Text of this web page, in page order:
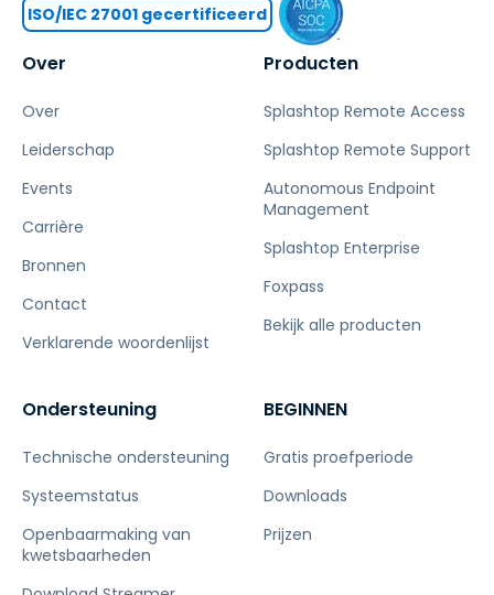
Over
Over
Leiderschap
Events
Carrière
Bronnen
Contact
Verklarende woordenlijst
Producten
Splashtop Remote Access
Splashtop Remote Support
Autonomous Endpoint
Management
Splashtop Enterprise
Foxpass
Bekijk alle producten
Ondersteuning
Technische ondersteuning
Systeemstatus
Openbaarmaking van
kwetsbaarheden
BEGINNEN
Gratis proefperiode
Downloads
Prijzen
ISO/IEC 27001 gecertificeerd